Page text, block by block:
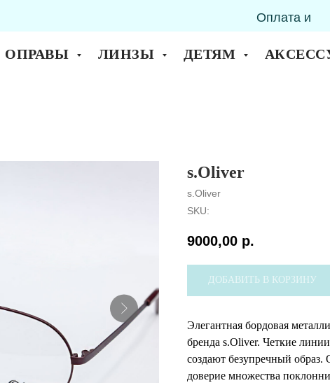
Оплата и
ОПРАВЫ ЛИНЗЫ ДЕТЯМ
s.Oliver
s.Oliver
SKU:
9000,00 р.
ДОБАВИТЬ В КОРЗИНУ
Элегантная бордовая
бренда s.Oliver. Четкие
создают безупречный
доверие множества